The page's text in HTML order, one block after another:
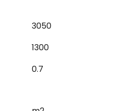
3050
1300
0.7